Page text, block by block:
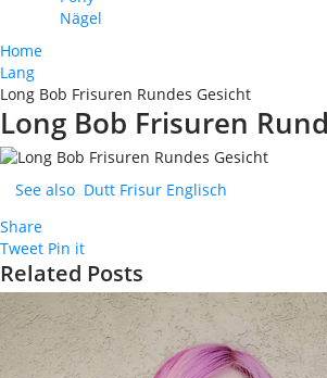
Nägel
Home
Lang
Long Bob Frisuren Rundes Gesicht
Long Bob Frisuren
See also Dutt Frisur Englisch
Share
Tweet Pin it
Related Posts